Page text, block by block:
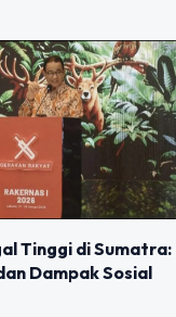
Tinggi di Sumatra:
Dampak Sosial